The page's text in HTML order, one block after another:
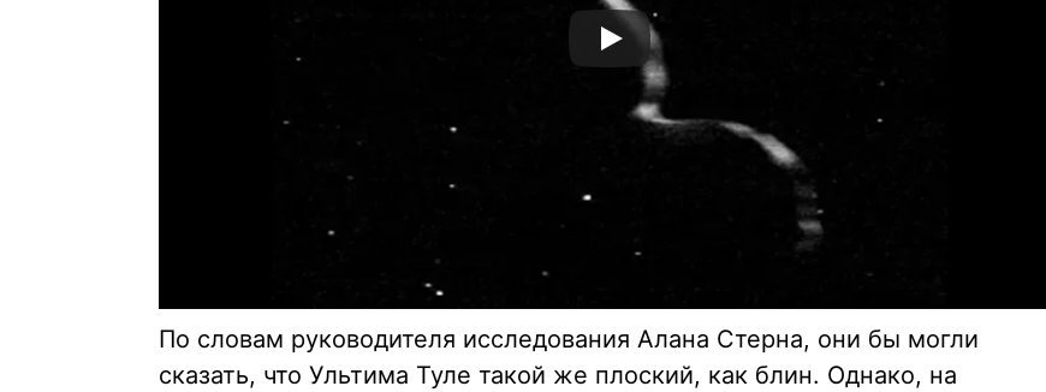
По словам руководителя исследования Алана Стерна, они бы могли
сказать, что Ультима Туле такой же плоский, как блин. Однако, на